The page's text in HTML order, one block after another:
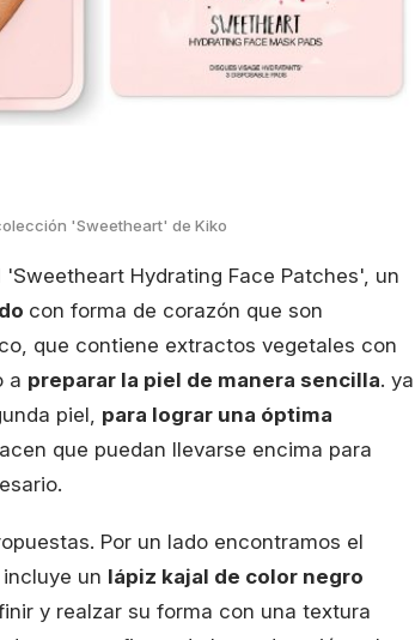
'Sweetheart' de Kiko
Hydrating Face Patches', un
con forma de corazón que son
que contiene extractos vegetales con
a preparar la piel de manera sencilla. ya
piel, para lograr una óptima
que puedan llevarse encima para
Por un lado encontramos el
un lápiz kajal de color negro
y realzar su forma con una textura